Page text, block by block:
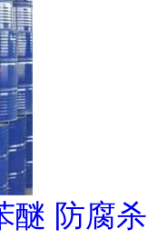
醚 防腐杀